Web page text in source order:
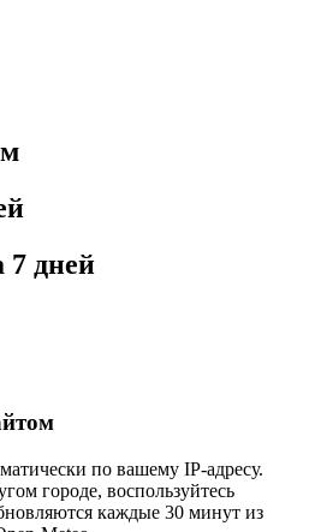
7 дней
по вашему IP-адресу.
городе, воспользуйтесь
каждые 30 минут из